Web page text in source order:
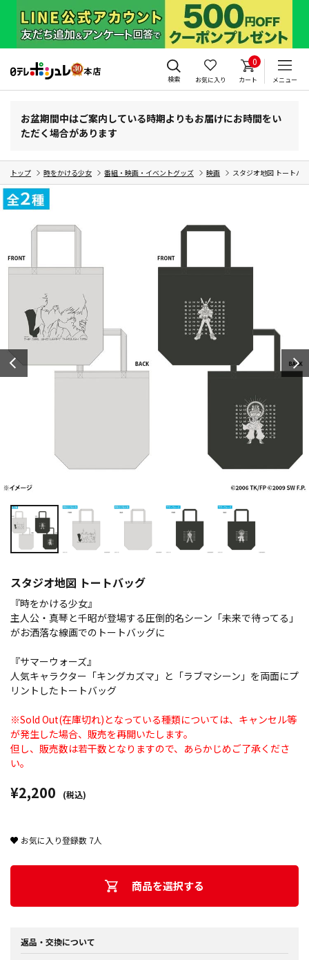
検索 お気に入り
0
カート メニュー
お盆期間中はご案内している時期よりもお届けにお時間をい
ただく場合があります
トップ 時をかける少女 番組・映画・イベントグッズ 映画 スタジオ地図 トートバ
スタジオ地図 トートバッグ
『時をかける少女』
主人公・真琴と千昭が登場する圧倒的名シーン「未来で待ってる」
がお洒落な線画でのトートバッグに
『サマーウォーズ』
人気キャラクター「キングカズマ」と「ラブマシーン」を両面にプ
リントしたトートバッグ
※Sold Out(在庫切れ)となっている種類については、キャンセル等
が発生した場合、販売を再開いたします。
但し、販売数は若干数となりますので、あらかじめご了承くださ
い。
¥2,200 (税込)
お気に入り登録数 7人
商品を選択する
返品・交換について